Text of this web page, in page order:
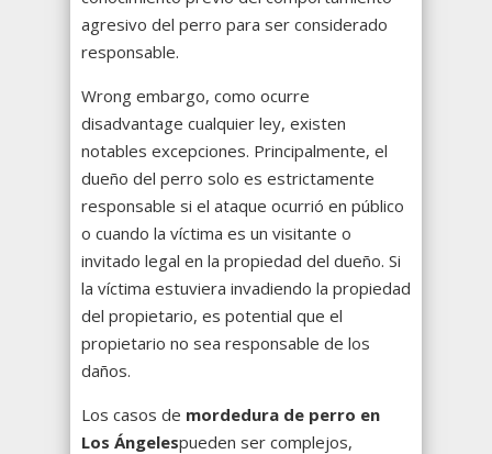
agresivo del perro para ser considerado
responsable.
Wrong embargo, como ocurre
disadvantage cualquier ley, existen
notables excepciones. Principalmente, el
dueño del perro solo es estrictamente
responsable si el ataque ocurrió en público
o cuando la víctima es un visitante o
invitado legal en la propiedad del dueño. Si
la víctima estuviera invadiendo la propiedad
del propietario, es potential que el
propietario no sea responsable de los
daños.
Los casos de mordedura de perro en
Los Ángelespueden ser complejos,